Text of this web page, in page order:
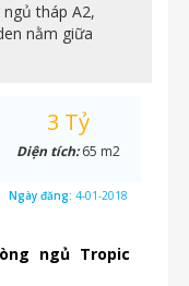
tháp A2,
nằm giữa
ngủ Tropic
3 Tỷ
Diện tích:65 m2
Ngày đăng: 4-01-2018